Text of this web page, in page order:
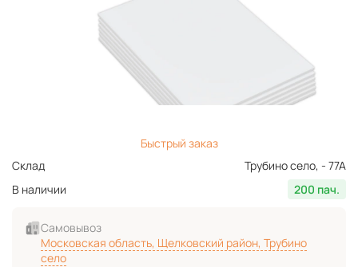
Быстрый заказ
Склад
Трубино село, - 77А
В наличии
200 пач.
Самовывоз
Московская область, Щелковский район, Трубино
село